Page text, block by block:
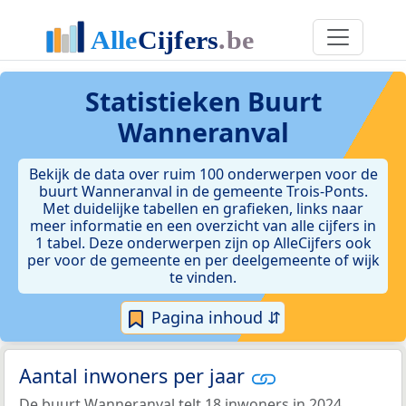
Statistieken Buurt
Wanneranval
Bekijk de data over ruim 100 onderwerpen voor de
buurt Wanneranval in de gemeente Trois-Ponts.
Met duidelijke tabellen en grafieken, links naar
meer informatie en een overzicht van alle cijfers in
1 tabel. Deze onderwerpen zijn op AlleCijfers ook
per voor de gemeente en per deelgemeente of wijk
te vinden.
Pagina inhoud ⇵
Aantal inwoners per jaar